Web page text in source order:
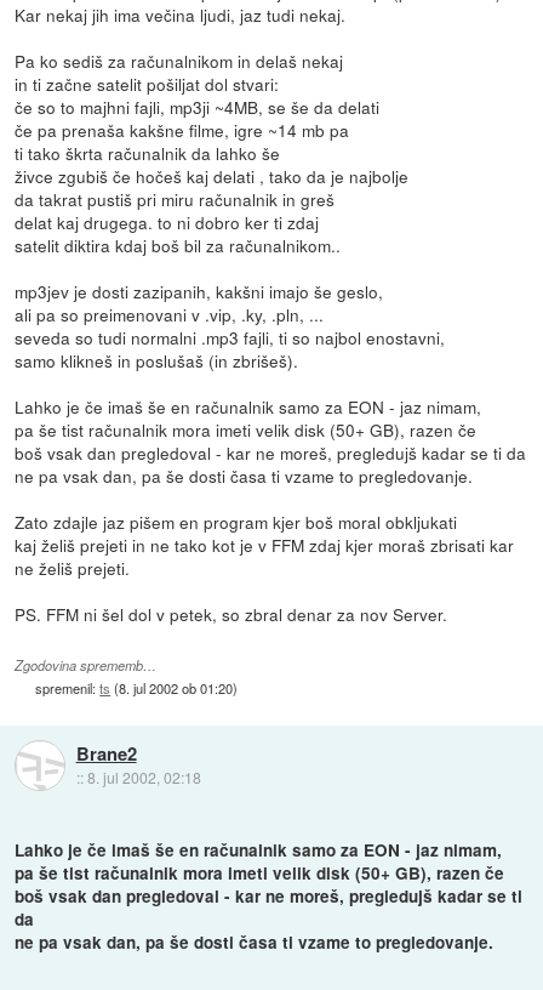
Kar nekaj jih ima večina ljudi, jaz tudi nekaj.
Pa ko sediš za računalnikom in delaš nekaj
in ti začne satelit pošiljat dol stvari:
če so to majhni fajli, mp3ji ~4MB, se še da delati
če pa prenaša kakšne filme, igre ~14 mb pa
ti tako škrta računalnik da lahko še
živce zgubiš če hočeš kaj delati , tako da je najbolje
da takrat pustiš pri miru računalnik in greš
delat kaj drugega. to ni dobro ker ti zdaj
satelit diktira kdaj boš bil za računalnikom..
mp3jev je dosti zazipanih, kakšni imajo še geslo,
ali pa so preimenovani v .vip, .ky, .pln, ...
seveda so tudi normalni .mp3 fajli, ti so najbol enostavni,
samo klikneš in poslušaš (in zbrišeš).
Lahko je če imaš še en računalnik samo za EON - jaz nimam,
pa še tist računalnik mora imeti velik disk (50+ GB), razen če
boš vsak dan pregledoval - kar ne moreš, pregledujš kadar se ti da
ne pa vsak dan, pa še dosti časa ti vzame to pregledovanje.
Zato zdajle jaz pišem en program kjer boš moral obkljukati
kaj želiš prejeti in ne tako kot je v FFM zdaj kjer moraš zbrisati kar
ne želiš prejeti.
PS. FFM ni šel dol v petek, so zbral denar za nov Server.
Zgodovina sprememb…
spremenil:ts (8. jul 2002 ob 01:20)
Brane2
::8. jul 2002, 02:18
Lahko je če imaš še en računalnik samo za EON - jaz nimam,
pa še tist računalnik mora imeti velik disk (50+ GB), razen če
boš vsak dan pregledoval - kar ne moreš, pregledujš kadar se ti
da
ne pa vsak dan, pa še dosti časa ti vzame to pregledovanje.